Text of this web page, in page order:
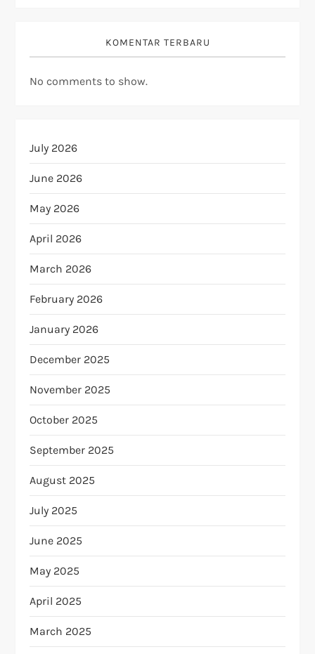
KOMENTAR TERBARU
No comments to show.
July 2026
June 2026
May 2026
April 2026
March 2026
February 2026
January 2026
December 2025
November 2025
October 2025
September 2025
August 2025
July 2025
June 2025
May 2025
April 2025
March 2025